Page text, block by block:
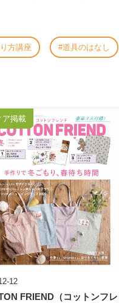
方講座 道具のはなし
12
FRIEND（コットンフレ
ア掲載